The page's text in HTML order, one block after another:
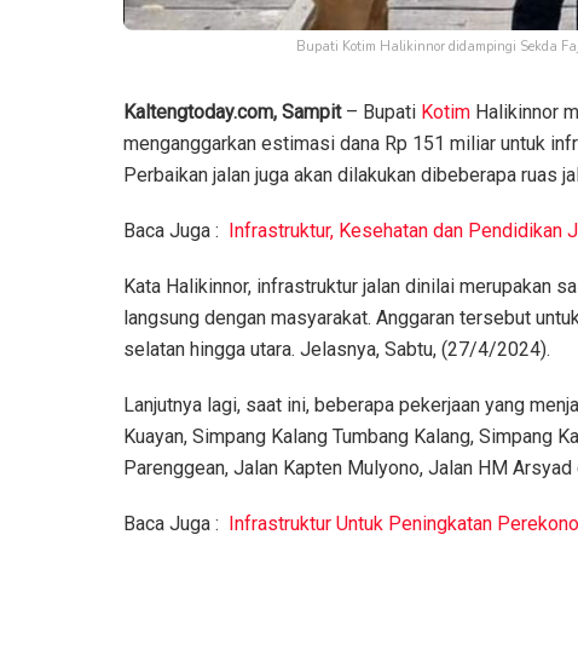
Bupati Kotim Halikinnor didampingi Sekda
Kaltengtoday.com, Sampit– Bupati Kotim Halikinnor
menganggarkan estimasi dana Rp 151 miliar untuk
Perbaikan jalan juga akan dilakukan dibeberapa ruas
Baca Juga : Infrastruktur, Kesehatan dan Pendidikan
Kata Halikinnor, infrastruktur jalan dinilai merupakan
langsung dengan masyarakat. Anggaran tersebut
selatan hingga utara. Jelasnya, Sabtu, (27/4/2024).
Lanjutnya lagi, saat ini, beberapa pekerjaan yang
Kuayan, Simpang Kalang Tumbang Kalang, Simpang
Parenggean, Jalan Kapten Mulyono, Jalan HM Arsyad
Baca Juga : Infrastruktur Untuk Peningkatan